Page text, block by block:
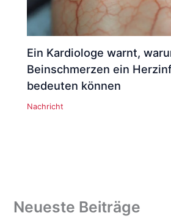
Ein Kardiologe warnt,
Beinschmerzen ein
bedeuten können
Nachricht
Neueste Beiträge